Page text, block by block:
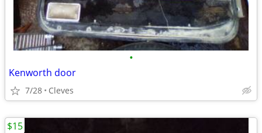
•
Kenworth door
7/28 Cleves
$15